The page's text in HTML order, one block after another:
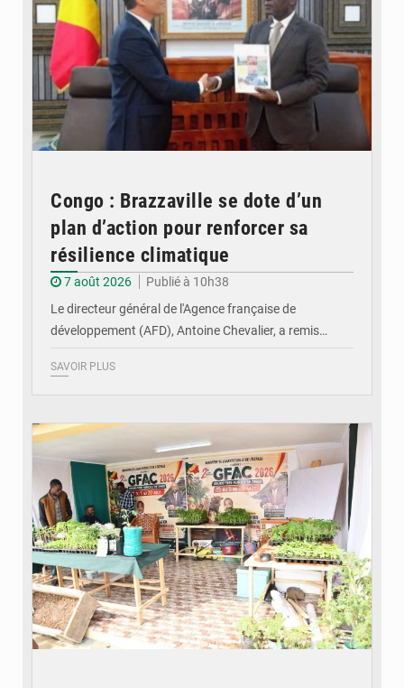
Congo : Brazzaville se dote d’un
plan d’action pour renforcer sa
résilience climatique
7 août 2026
Publié à 10h38
Le directeur général de l'Agence française de
développement (AFD), Antoine Chevalier, a remis…
SAVOIR PLUS